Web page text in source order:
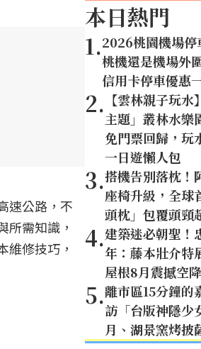
速公路，不
所需知識，
維修技巧，
本日熱門
1.2026桃園機場停
桃機還是機場外
信用卡停車優惠
2. 【雲林親子玩
主題」叢林水樂
免門票回歸，玩
一日遊懶人包
3.搭機告別落枕！
座椅升級，全
頭枕」包覆頭頸
4.建築迷必朝聖！
年：藤本壯介特
屋根8月震撼空
5.離市區15分鐘的
訪「台版神隱少
月、湖景窯烤披